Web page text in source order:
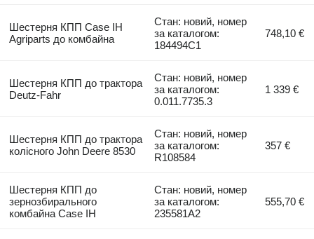
Шестерня КПП Case IH
Agriparts до комбайна
Стан: новий, номер
за каталогом:
184494C1
748,10 €
Шестерня КПП до трактора
Deutz-Fahr
Стан: новий, номер
за каталогом:
0.011.7735.3
1 339 €
Шестерня КПП до трактора
колісного John Deere 8530
Стан: новий, номер
за каталогом:
R108584
357 €
Шестерня КПП до
зернозбирального
комбайна Case IH
Стан: новий, номер
за каталогом:
235581A2
555,70 €